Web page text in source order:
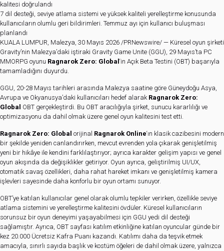
kalitesi doğrulandı
7 dil desteği, seviye atlama sistemi ve yüksek kaliteli yerelleştirme konusunda
kullanıcıların olumlu geri bildirimleri. Temmuz ayı için kullanıcı buluşması
planlandı
KUALA LUMPUR, Malezya, 30 Mayıs 2026 /PRNewswire/ — Küresel oyun şirketi
Gravity’nin Malezya’daki iştiraki Gravity Game Unite (GGU), 29 Mayıs’ta PC
MMORPG oyunu Ragnarok Zero: Global ‘in Açık Beta Testini (OBT) başarıyla
tamamladığını duyurdu.
GGU, 20-28 Mayıs tarihleri arasında Malezya saatine göre Güneydoğu Asya,
Avrupa ve Okyanusya’daki kullanıcıları hedef alarak Ragnarok Zero:
Global OBT gerçekleştirdi. Bu OBT aracılığıyla şirket, sunucu kararlılığı ve
optimizasyonu da dahil olmak üzere genel oyun kalitesini test etti.
Ragnarok Zero: Global orijinal Ragnarok Online‘ın klasik cazibesini modern
bir şekilde yeniden canlandırırken, mevcut evrenden yola çıkarak genişletilmiş
yeni bir hikâye ile kendini farklılaştırıyor; ayrıca karakter gelişim yapısı ve genel
oyun akışında da değişiklikler getiriyor. Oyun ayrıca, geliştirilmiş UI/UX,
otomatik savaş özellikleri, daha rahat hareket imkanı ve genişletilmiş kamera
işlevleri sayesinde daha konforlu bir oyun ortamı sunuyor.
OBT’ye katılan kullanıcılar genel olarak olumlu tepkiler verirken, özellikle seviye
atlama sistemini ve yerelleştirme kalitesini övdüler. Küresel kullanıcıların
sorunsuz bir oyun deneyimi yaşayabilmesi için GGU yedi dil desteği
sağlamıştır. Ayrıca, OBT sayfası katılım etkinliğine katılan oyuncular günde bir
kez 20.000 Ücretsiz Kafra Puanı kazandı. Katılımı daha da teşvik etmek
amacıyla, sınırlı sayıda başlık ve kostüm öğeleri de dahil olmak üzere, yalnızca